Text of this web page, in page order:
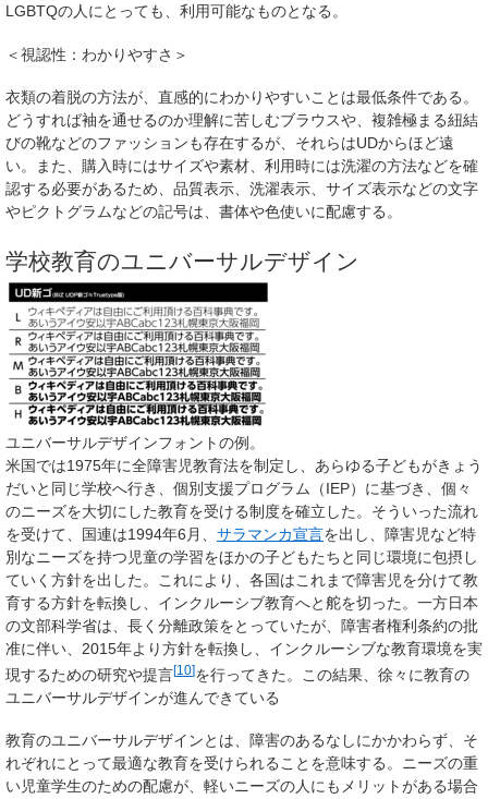
LGBTQの人にとっても、利用可能なものとなる。
＜視認性：わかりやすさ＞
衣類の着脱の方法が、直感的にわかりやすいことは最低条件である。
どうすれば袖を通せるのか理解に苦しむブラウスや、複雑極まる紐結
びの靴などのファッションも存在するが、それらはUDからほど遠
い。また、購入時にはサイズや素材、利用時には洗濯の方法などを確
認する必要があるため、品質表示、洗濯表示、サイズ表示などの文字
やピクトグラムなどの記号は、書体や色使いに配慮する。
学校教育のユニバーサルデザイン
ユニバーサルデザインフォントの例。
米国では1975年に全障害児教育法を制定し、あらゆる子どもがきょう
だいと同じ学校へ行き、個別支援プログラム（IEP）に基づき、個々
のニーズを大切にした教育を受ける制度を確立した。そういった流れ
を受けて、国連は1994年6月、 サラマンカ宣言を出し、障害児など特
別なニーズを持つ児童の学習をほかの子どもたちと同じ環境に包摂し
ていく方針を出した。これにより、各国はこれまで障害児を分けて教
育する方針を転換し、インクルーシブ教育へと舵を切った。一方日本
の文部科学省は、長く分離政策をとっていたが、障害者権利条約の批
准に伴い、2015年より方針を転換し、インクルーシブな教育環境を実
現するための研究や提言[10]を行ってきた。この結果、徐々に教育の
ユニバーサルデザインが進んできている
教育のユニバーサルデザインとは、障害のあるなしにかかわらず、そ
れぞれにとって最適な教育を受けられることを意味する。ニーズの重
い児童学生のための配慮が、軽いニーズの人にもメリットがある場合